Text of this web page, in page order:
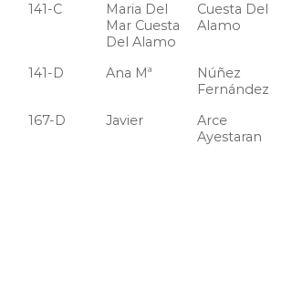
141-C
Maria Del
Mar Cuesta
Del Alamo
Cuesta Del
Alamo
141-D Ana Mª
Núñez
Fernández
167-D Javier
Arce
Ayestaran